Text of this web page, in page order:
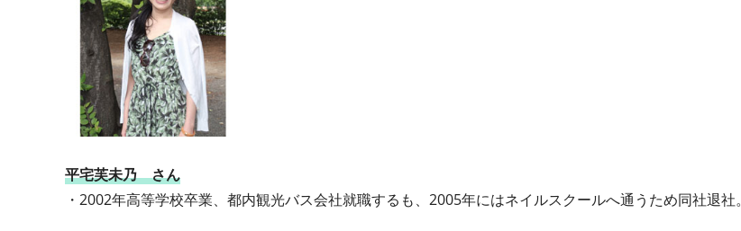
平宅芙未乃 さん
・2002年高等学校卒業、都内観光バス会社就職するも、2005年にはネイルスクールへ通うため同社退社。